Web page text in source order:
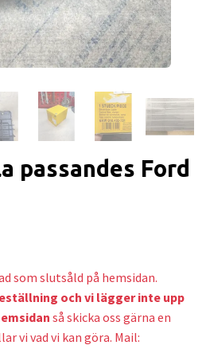
passandes Ford
som slutsåld på hemsidan.
och vi lägger inte upp
så skicka oss gärna en
vi vad vi kan göra. Mail: